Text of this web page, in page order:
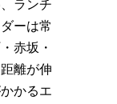
ランチ
ーは常
赤坂・
離が伸
かるエ